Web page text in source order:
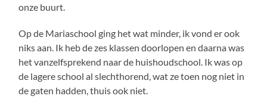
onze buurt.
Op de Mariaschool ging het wat minder, ik vond er ook
niks aan. Ik heb de zes klassen doorlopen en daarna was
het vanzelfsprekend naar de huishoudschool. Ik was op
de lagere school al slechthorend, wat ze toen nog niet in
de gaten hadden, thuis ook niet.